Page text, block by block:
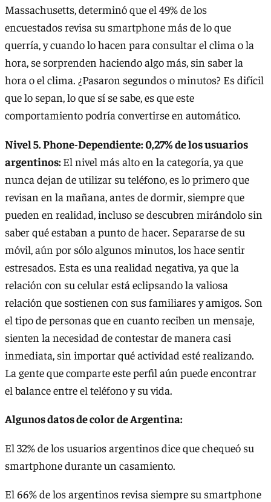
Massachusetts, determinó que el 49% de los
encuestados revisa su smartphone más de lo que
querría, y cuando lo hacen para consultar el clima o la
hora, se sorprenden haciendo algo más, sin saber la
hora o el clima. ¿Pasaron segundos o minutos? Es difícil
que lo sepan, lo que sí se sabe, es que este
comportamiento podría convertirse en automático.
Nivel 5. Phone-Dependiente: 0,27% de los usuarios
argentinos:El nivel más alto en la categoría, ya que
nunca dejan de utilizar su teléfono, es lo primero que
revisan en la mañana, antes de dormir, siempre que
pueden en realidad, incluso se descubren mirándolo sin
saber qué estaban a punto de hacer. Separarse de su
móvil, aún por sólo algunos minutos, los hace sentir
estresados. Esta es una realidad negativa, ya que la
relación con su celular está eclipsando la valiosa
relación que sostienen con sus familiares y amigos. Son
el tipo de personas que en cuanto reciben un mensaje,
sienten la necesidad de contestar de manera casi
inmediata, sin importar qué actividad esté realizando.
La gente que comparte este perfil aún puede encontrar
el balance entre el teléfono y su vida.
Algunos datos de color de Argentina:
El 32% de los usuarios argentinos dice que chequeó su
smartphone durante un casamiento.
El 66% de los argentinos revisa siempre su smartphone